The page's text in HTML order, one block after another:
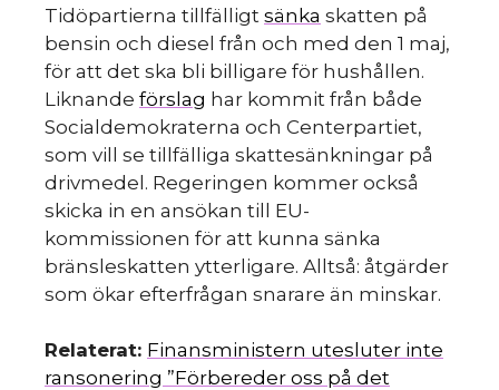
Tidöpartierna tillfälligt sänka skatten på
bensin och diesel från och med den 1 maj,
för att det ska bli billigare för hushållen.
Liknande förslag har kommit från både
Socialdemokraterna och Centerpartiet,
som vill se tillfälliga skattesänkningar på
drivmedel. Regeringen kommer också
skicka in en ansökan till EU-
kommissionen för att kunna sänka
bränsleskatten ytterligare. Alltså: åtgärder
som ökar efterfrågan snarare än minskar.
Relaterat: Finansministern utesluter inte
ransonering ”Förbereder oss på det